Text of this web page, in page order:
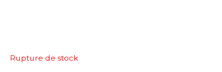
Rupture de stock